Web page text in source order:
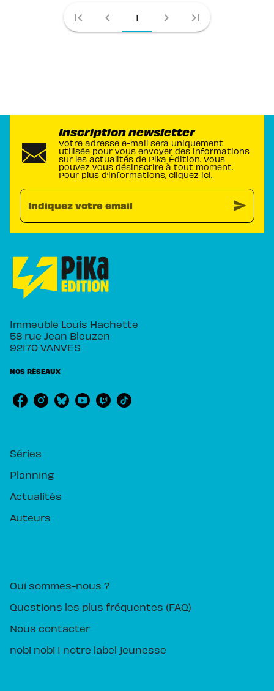
first_page chevron_left 1 chevron_right last_page
Inscription newsletter
Votre adresse e-mail sera uniquement
utilisée pour vous envoyer des informations
sur les actualités de Pika Édition. Vous
pouvez vous désinscrire à tout moment.
Pour plus d’informations, cliquez ici.
Indiquez votre email send
Immeuble Louis Hachette
58 rue Jean Bleuzen
92170 VANVES
NOS RÉSEAUX
Séries
Planning
Actualités
Auteurs
Qui sommes-nous ?
Questions les plus fréquentes (FAQ)
Nous contacter
nobi nobi ! notre label jeunesse